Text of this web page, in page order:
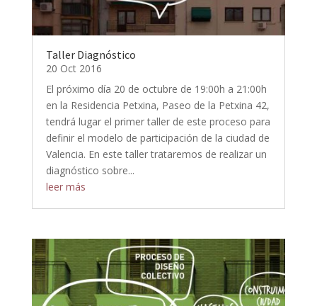
Taller Diagnóstico
20 Oct 2016
El próximo día 20 de octubre de 19:00h a 21:00h
en la Residencia Petxina, Paseo de la Petxina 42,
tendrá lugar el primer taller de este proceso para
definir el modelo de participación de la ciudad de
Valencia. En este taller trataremos de realizar un
diagnóstico sobre...
leer más